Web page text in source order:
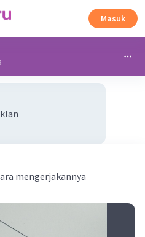
Masuk
mengerjakannya